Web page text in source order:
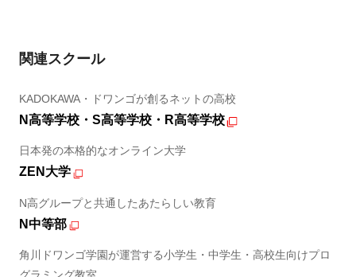
関連スクール
KADOKAWA・ドワンゴが創るネットの高校
N高等学校・S高等学校・R高等学校
日本発の本格的なオンライン大学
ZEN大学
N高グループと共通したあたらしい教育
N中等部
角川ドワンゴ学園が運営する小学生・中学生・高校生向けプロ